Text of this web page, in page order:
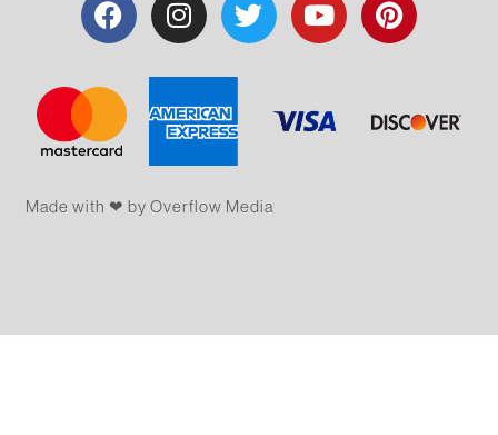
Made with ❤ by Overflow​​ Media